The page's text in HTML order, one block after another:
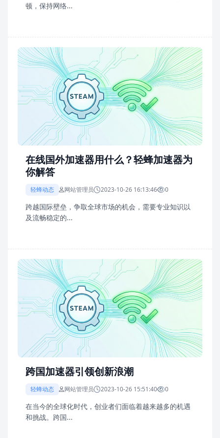
顿，保持网络...
在线国外加速器用什么？轻蜂加速器为
你解答
轻蜂动态 网站管理员 2023-10-26 16:13:46 0
跨越国际壁垒，争取全球市场的机会，需要专业知识以
及流畅稳定的...
跨国加速器引领创新浪潮
轻蜂动态 网站管理员 2023-10-26 15:51:40 0
在当今的全球化时代，创业者们面临着越来越多的机遇
和挑战。跨国...